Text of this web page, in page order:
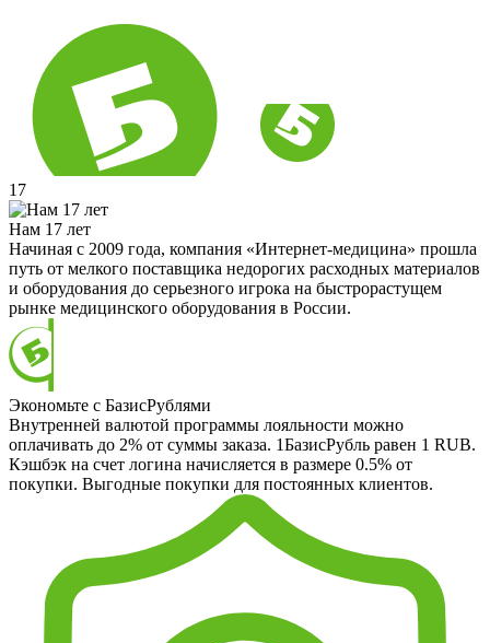
17
Нам 17 лет
Начиная с 2009 года, компания «Интернет-медицина» прошла
путь от мелкого поставщика недорогих расходных материалов
и оборудования до серьезного игрока на быстрорастущем
рынке медицинского оборудования в России.
Экономьте с БазисРублями
Внутренней валютой программы лояльности можно
оплачивать до 2% от суммы заказа. 1БазисРубль равен 1 RUB.
Кэшбэк на счет логина начисляется в размере 0.5% от
покупки. Выгодные покупки для постоянных клиентов.